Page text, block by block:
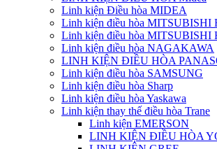
Linh kiện Điều hòa MIDEA
Linh kiện điều hòa MITSUBISHI
Linh kiện điều hòa
Linh kiện điều hòa NAGAKAWA
LINH KIỆN ĐIỀU HÒA
Linh kiện điều hòa SAMSUNG
Linh kiện điều hòa Sharp
Linh kiện điều hòa Yaskawa
Linh kiện thay thế điều hòa Trane
Linh kiện EMERSON
LINH KIỆN ĐIỀU HÒA